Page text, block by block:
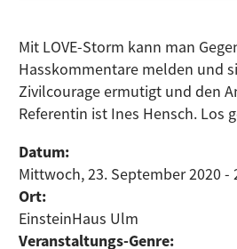
Mit LOVE-Storm kann man
Hasskommentare melden und
Zivilcourage ermutigt und den
Referentin ist Ines Hensch. Los
Datum:
Mittwoch, 23. September 2020 -
Ort:
EinsteinHaus Ulm
Veranstaltungs-Genre: